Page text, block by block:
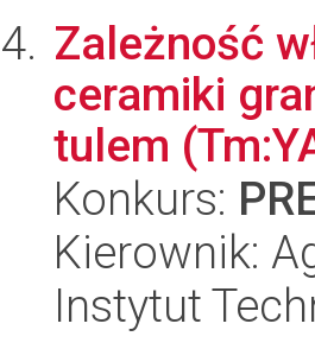
Zależność
ceramiki
tulem
Konkurs:
Kierownik:
Instytut